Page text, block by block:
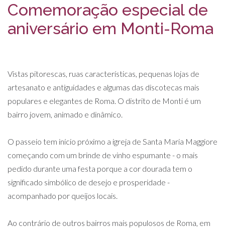
Comemoração especial de
aniversário em Monti-Roma
Vistas pitorescas, ruas características, pequenas lojas de
artesanato e antiguidades e algumas das discotecas mais
populares e elegantes de Roma. O distrito de Monti é um
bairro jovem, animado e dinâmico.
O passeio tem início próximo a igreja de Santa Maria Maggiore
começando com um brinde de vinho espumante - o mais
pedido durante uma festa porque a cor dourada tem o
significado simbólico de desejo e prosperidade -
acompanhado por queijos locais.
Ao contrário de outros bairros mais populosos de Roma, em